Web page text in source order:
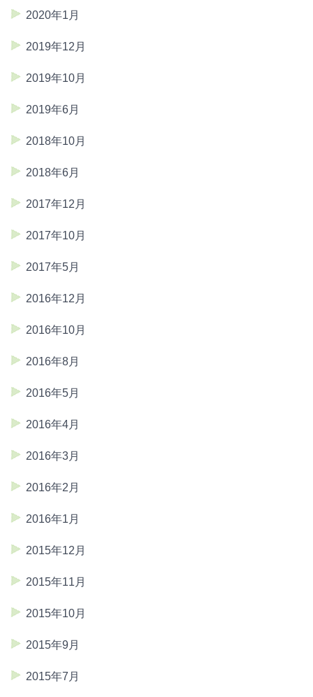
2020年1月
2019年12月
2019年10月
2019年6月
2018年10月
2018年6月
2017年12月
2017年10月
2017年5月
2016年12月
2016年10月
2016年8月
2016年5月
2016年4月
2016年3月
2016年2月
2016年1月
2015年12月
2015年11月
2015年10月
2015年9月
2015年7月